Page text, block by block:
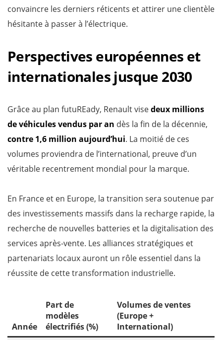
convaincre les derniers réticents et attirer une clientèle
hésitante à passer à l’électrique.
Perspectives européennes et
internationales jusque 2030
Grâce au plan futuREady, Renault visedeux millions
de véhicules vendus par an dès la fin de la décennie,
contre 1,6 million aujourd’hui. La moitié de ces
volumes proviendra de l’international, preuve d’un
véritable recentrement mondial pour la marque.
En France et en Europe, la transition sera soutenue par
des investissements massifs dans la recharge rapide, la
recherche de nouvelles batteries et la digitalisation des
services après-vente. Les alliances stratégiques et
partenariats locaux auront un rôle essentiel dans la
réussite de cette transformation industrielle.
Année
Part de
modèles
électrifiés (%)
Volumes de ventes
(Europe +
International)